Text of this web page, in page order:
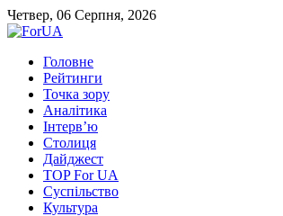
Четвер, 06 Серпня, 2026
Головне
Рейтинги
Точка зору
Аналітика
Інтерв’ю
Столиця
Дайджест
TOP For UA
Суспiльство
Культура